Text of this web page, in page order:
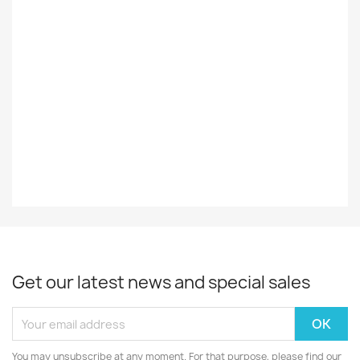
Get our latest news and special sales
You may unsubscribe at any moment. For that purpose, please find our